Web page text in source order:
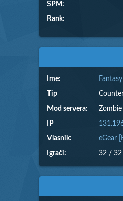
SPM:
Rank:
Ime:
Tip
Mod servera:
IP
Vlasnik: eGear
Igrači: 32 / 32